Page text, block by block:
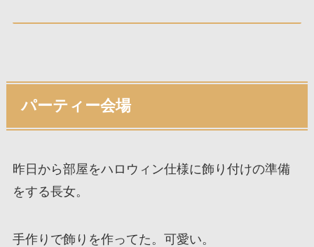
パーティー会場
昨日から部屋をハロウィン仕様に飾り付けの準備
をする長女。
手作りで飾りを作ってた。可愛い。